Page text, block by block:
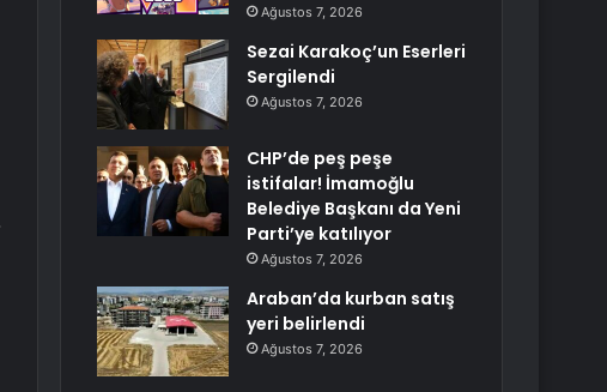
Ağustos 7, 2026
Sezai Karakoç’un Eserleri
Sergilendi
Ağustos 7, 2026
CHP’de peş peşe
istifalar! İmamoğlu
Belediye Başkanı da Yeni
Parti’ye katılıyor
Ağustos 7, 2026
Araban’da kurban satış
yeri belirlendi
Ağustos 7, 2026